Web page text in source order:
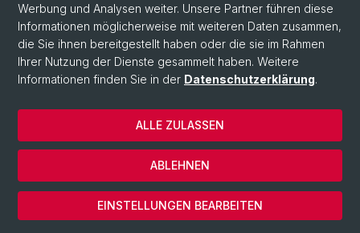
© Universität Basel
Werbung und Analysen weiter. Unsere Partner führen diese
Informationen möglicherweise mit weiteren Daten zusammen,
die Sie ihnen bereitgestellt haben oder die sie im Rahmen
Ihrer Nutzung der Dienste gesammelt haben. Weitere
Informationen finden Sie in der Datenschutzerklärung.
EINSTELLUNGEN BEARBEITEN
ABLEHNEN
ALLE ZULASSEN